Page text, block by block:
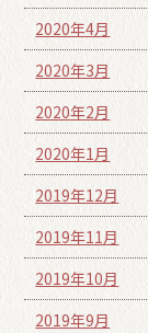
2020年4月
2020年3月
2020年2月
2020年1月
2019年12月
2019年11月
2019年10月
2019年9月